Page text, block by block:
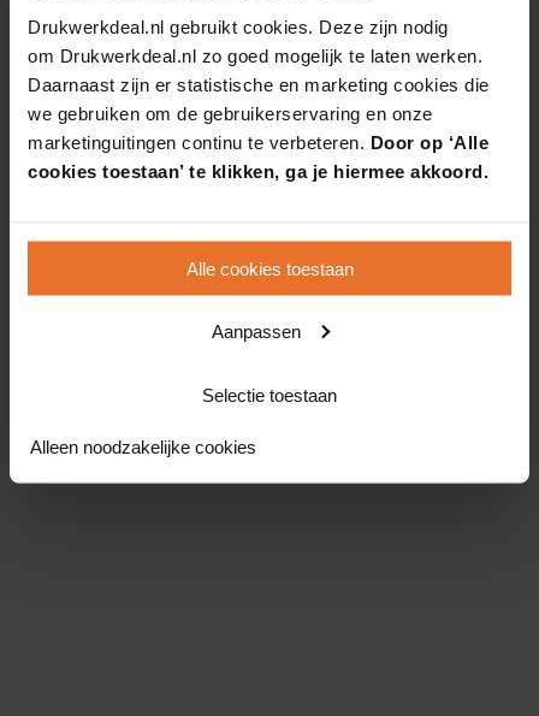
Drukwerkdeal.nl gebruikt cookies. Deze zijn nodig
om Drukwerkdeal.nl zo goed mogelijk te laten werken.
Daarnaast zijn er statistische en marketing cookies die
we gebruiken om de gebruikerservaring en onze
marketinguitingen continu te verbeteren. Door op ‘Alle
cookies toestaan’ te klikken, ga je hiermee akkoord.
Alle cookies toestaan
Aanpassen
Selectie toestaan
Alleen noodzakelijke cookies